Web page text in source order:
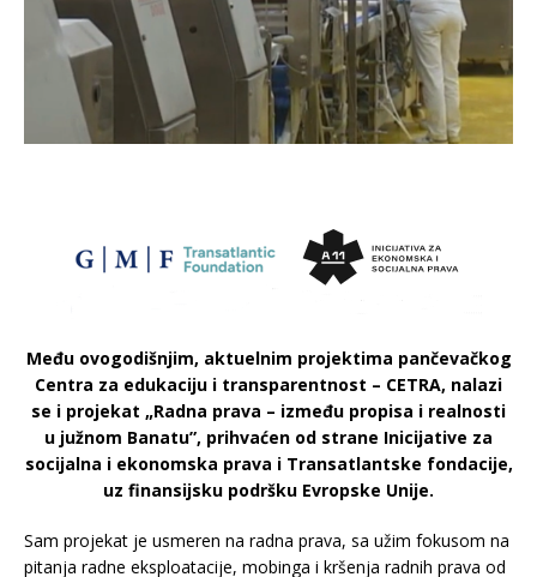
Među ovogodišnjim, aktuelnim projektima pančevačkog
Centra za edukaciju i transparentnost – CETRA, nalazi
se i projekat „Radna prava – između propisa i realnosti
u južnom Banatu”, prihvaćen od strane Inicijative za
socijalna i ekonomska prava i Transatlantske fondacije,
uz finansijsku podršku Evropske Unije.
Sam projekat je usmeren na radna prava, sa užim fokusom na
pitanja radne eksploatacije, mobinga i kršenja radnih prava od